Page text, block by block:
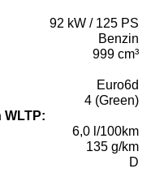
92 kW / 125 PS
Benzin
999 cm³
Euro6d
4 (Green)
6,0 l/100km
135 g/km
D